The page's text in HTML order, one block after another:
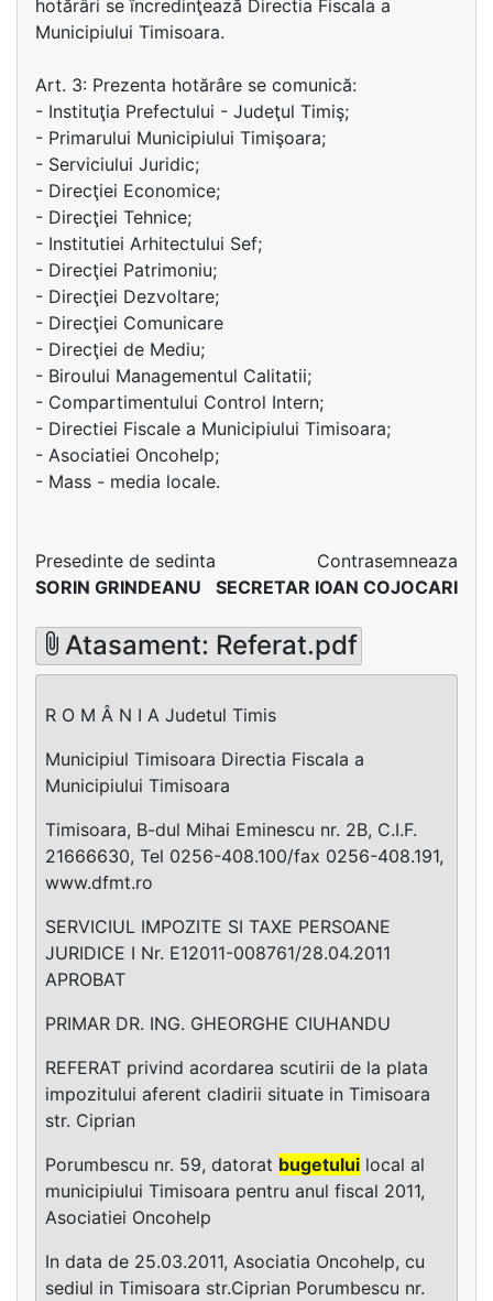
hotărâri se încredinţează Directia Fiscala a
Municipiului Timisoara.
Art. 3: Prezenta hotărâre se comunică:
- Instituţia Prefectului - Judeţul Timiş;
- Primarului Municipiului Timişoara;
- Serviciului Juridic;
- Direcţiei Economice;
- Direcţiei Tehnice;
- Institutiei Arhitectului Sef;
- Direcţiei Patrimoniu;
- Direcţiei Dezvoltare;
- Direcţiei Comunicare
- Direcţiei de Mediu;
- Biroului Managementul Calitatii;
- Compartimentului Control Intern;
- Directiei Fiscale a Municipiului Timisoara;
- Asociatiei Oncohelp;
- Mass - media locale.
Presedinte de sedinta
SORIN GRINDEANU
Contrasemneaza
SECRETAR IOAN COJOCARI
Atasament: Referat.pdf
R O M Â N I A Judetul Timis
Municipiul Timisoara Directia Fiscala a
Municipiului Timisoara
Timisoara, B-dul Mihai Eminescu nr. 2B, C.I.F.
21666630, Tel 0256-408.100/fax 0256-408.191,
www.dfmt.ro
SERVICIUL IMPOZITE SI TAXE PERSOANE
JURIDICE I Nr. E12011-008761/28.04.2011
APROBAT
PRIMAR DR. ING. GHEORGHE CIUHANDU
REFERAT privind acordarea scutirii de la plata
impozitului aferent cladirii situate in Timisoara
str. Ciprian
Porumbescu nr. 59, datorat bugetului local al
municipiului Timisoara pentru anul fiscal 2011,
Asociatiei Oncohelp
In data de 25.03.2011, Asociatia Oncohelp, cu
sediul in Timisoara str.Ciprian Porumbescu nr.